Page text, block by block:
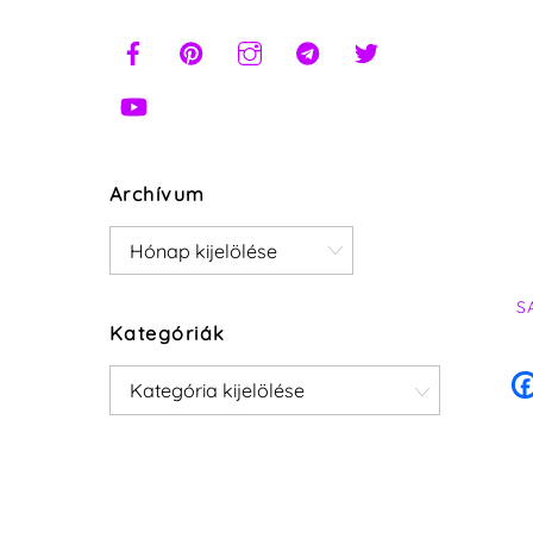
Archívum
Archívum
Kategóriák
Kategóriák